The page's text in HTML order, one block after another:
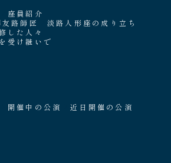
座員紹介
路師匠
淡路人形座の成り立ち
した人々
受け継いで
開催中の公演 近日開催の公演